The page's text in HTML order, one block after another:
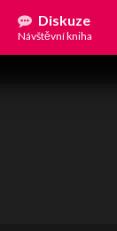
Diskuze
Návštěvní kniha